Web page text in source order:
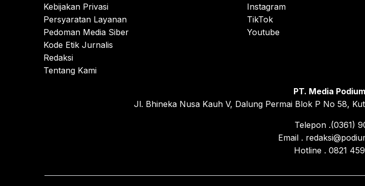
Kebijakan Privasi
Persyaratan Layanan
Pedoman Media Siber
Kode Etik Jurnalis
Redaksi
Tentang Kami
Instagram
TikTok
Youtube
PT. Media
Jl. Bhineka Nusa Kauh V, Dalung Permai Blok P No 58,
Telepon .(0361)
Email .
Hotline . 0821